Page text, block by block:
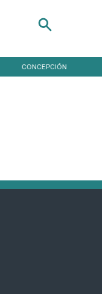
CONCEPCIÓN